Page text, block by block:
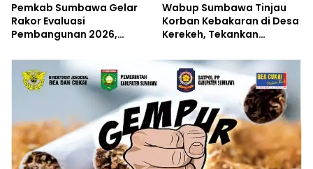
Pemkab Sumbawa Gelar
Rakor Evaluasi
Pembangunan 2026,
Perubahan Resmi
Diluncurkan
Wabup Sumbawa Tinjau
Korban Kebakaran di Desa
Kerekeh, Tekankan